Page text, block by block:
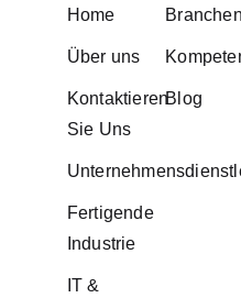
Home
Über uns
Kontaktieren
Sie Uns
Fertigende
Industrie
IT &
Branchen
Blog